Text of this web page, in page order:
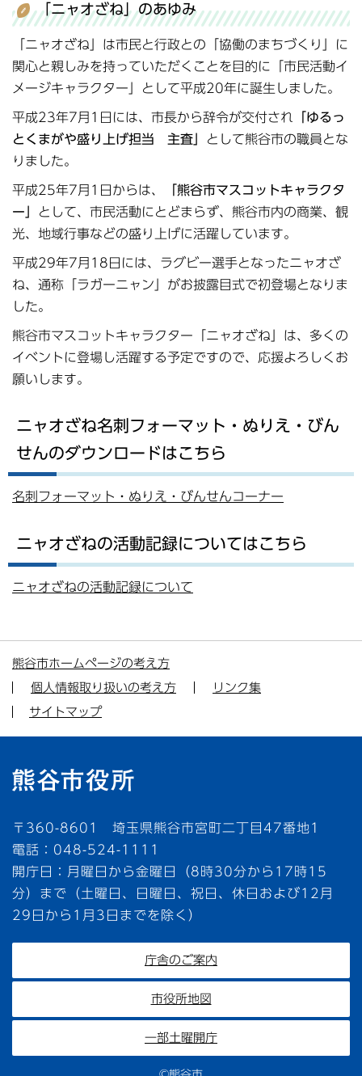
「ニャオざね」のあゆみ
「ニャオざね」は市民と行政との「協働のまちづくり」に
関心と親しみを持っていただくことを目的に「市民活動イ
メージキャラクター」として平成20年に誕生しました。
平成23年7月1日には、市長から辞令が交付され
「ゆるっ
とくまがや盛り上げ担当 主査」
として熊谷市の職員とな
りました。
平成25年7月1日からは、
「熊谷市マスコットキャラクタ
ー」
として、市民活動にとどまらず、熊谷市内の商業、観
光、地域行事などの盛り上げに活躍しています。
平成29年7月18日には、ラグビー選手となったニャオざ
ね、通称「ラガーニャン」がお披露目式で初登場となりま
した。
熊谷市マスコットキャラクター「ニャオざね」は、多くの
イベントに登場し活躍する予定ですので、応援よろしくお
願いします。
ニャオざね名刺フォーマット・ぬりえ・びん
せんのダウンロードはこちら
名刺フォーマット・ぬりえ・びんせんコーナー
ニャオざねの活動記録についてはこちら
ニャオざねの活動記録について
熊谷市ホームページの考え方
個人情報取り扱いの考え方
リンク集
サイトマップ
〒360-8601 埼玉県熊谷市宮町二丁目47番地1
電話：048-524-1111
開庁日：月曜日から金曜日（8時30分から17時15
分）まで（土曜日、日曜日、祝日、休日および12月
29日から1月3日までを除く）
庁舎のご案内
市役所地図
一部土曜開庁